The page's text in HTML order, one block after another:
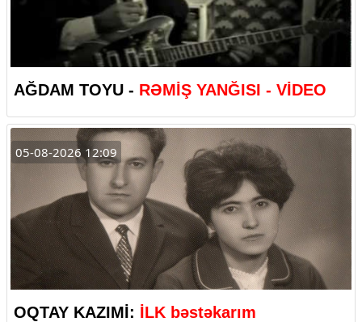
AĞDAM TOYU - RƏMİŞ YANĞISI - VİDEO
05-08-2026 12:09
OQTAY KAZIMİ: İLK bəstəkarım